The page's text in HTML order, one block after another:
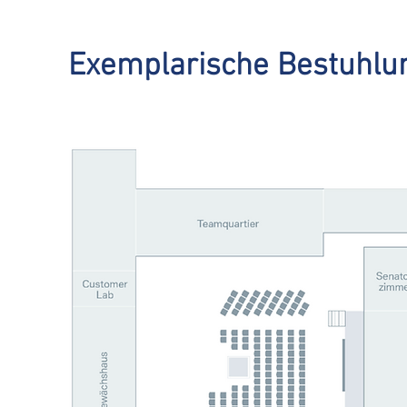
Exemplarische